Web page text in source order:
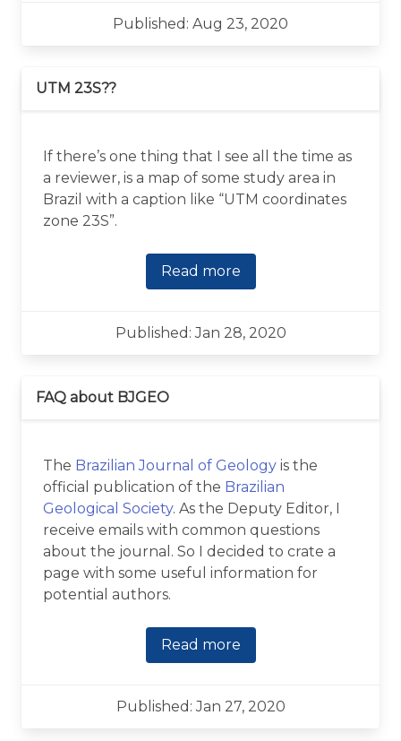
Published: Aug 23, 2020
UTM 23S??
If there’s one thing that I see all the time as
a reviewer, is a map of some study area in
Brazil with a caption like “UTM coordinates
zone 23S”.
Read more
Published: Jan 28, 2020
FAQ about BJGEO
The Brazilian Journal of Geology is the
official publication of the Brazilian
Geological Society. As the Deputy Editor, I
receive emails with common questions
about the journal. So I decided to crate a
page with some useful information for
potential authors.
Read more
Published: Jan 27, 2020